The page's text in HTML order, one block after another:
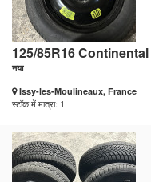
125/85R16 Continental
नया
Issy-les-Moulineaux, France
स्टॉक में मात्रा: 1